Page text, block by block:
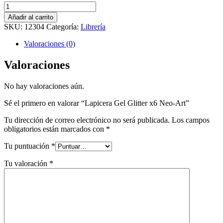
Lapicera
Gel
Glitter
x6
Neo-
cantidad
Añadir al carrito
SKU: 12304 Categoría: Librería
Valoraciones (0)
Valoraciones
No hay valoraciones aún.
Sé el primero en valorar “Lapicera Gel Glitter x6 Neo-Art”
Tu dirección de correo electrónico no será publicada. Los campos
obligatorios están marcados con *
Tu puntuación *
Tu valoración *